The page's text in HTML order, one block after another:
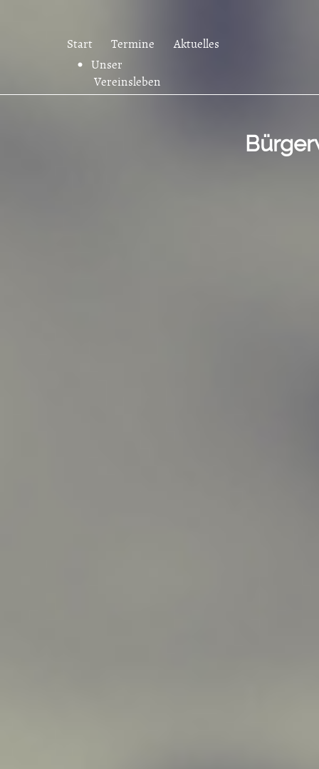
Start Termine
Aktuelles
Unser
Vereinsleben